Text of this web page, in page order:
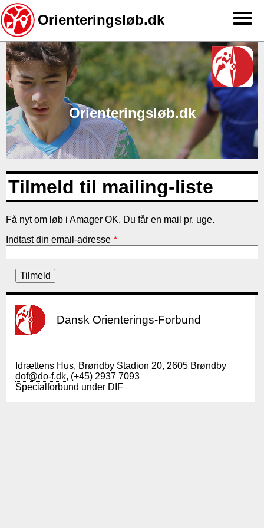
Gå
til
hovedindhold
Orienteringsløb.dk
Orienteringsløb.dk
Tilmeld til mailing-liste
Få nyt om løb i Amager OK. Du får en mail pr. uge.
Indtast din email-adresse
Dansk Orienterings-Forbund
Idrættens Hus, Brøndby Stadion 20, 2605 Brøndby
dof@do-f.dk, (+45) 2937 7093
Specialforbund under DIF